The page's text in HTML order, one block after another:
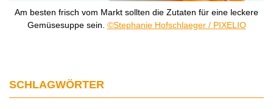
Am besten frisch vom Markt sollten die Zutaten für eine leckere
Gemüsesuppe sein. ©Stephanie Hofschlaeger / PIXELIO
SCHLAGWÖRTER